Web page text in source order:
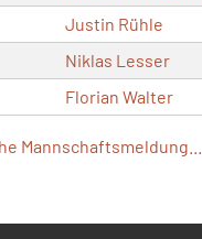
Justin Rühle
Niklas Lesser
Florian Walter
Mannschaftsmeldung...